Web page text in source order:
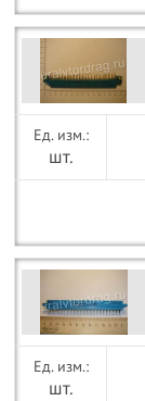
шт.
шт.